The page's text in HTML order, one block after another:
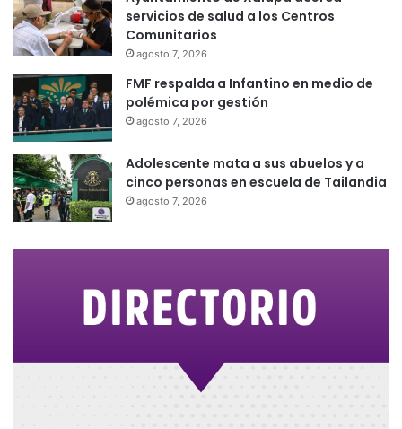
servicios de salud a los Centros
Comunitarios
agosto 7, 2026
FMF respalda a Infantino en medio de
polémica por gestión
agosto 7, 2026
Adolescente mata a sus abuelos y a
cinco personas en escuela de Tailandia
agosto 7, 2026